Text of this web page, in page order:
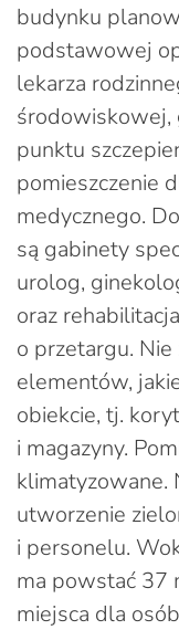
budynku
podstawowej
lekarza
środowiskowej,
punktu
pomieszczenie
medycznego.
są gabinety
urolog,
oraz
o przetargu.
elementów,
obiekcie, tj.
i magazyny.
klimatyzowane.
utworzenie
i personelu.
ma powstać 37
miejsca dla